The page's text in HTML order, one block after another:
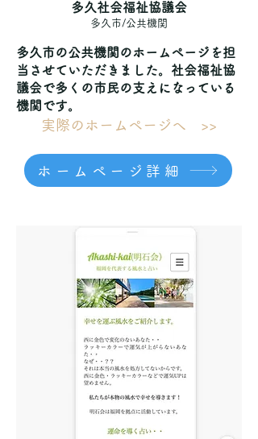
多久社会福祉協議会
多久市/公共機関
多久市の公共機関のホームページを担
当させていただきました。社会福祉協
議会で多くの市民の支えになっている
機関です。
実際のホームページへ >>
ホームページ詳細